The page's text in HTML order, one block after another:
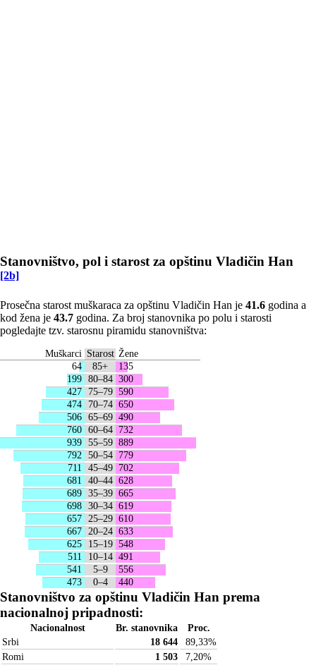
Stanovništvo, pol i starost za opštinu Vladičin Han
[2b]
Prosečna starost muškaraca za opštinu Vladičin Han je 41.6 godina a
kod žena je 43.7 godina. Za broj stanovnika po polu i starosti
pogledajte tzv. starosnu piramidu stanovništva:
Muškarci Starost Žene
64
85+
135
199 80–84 300
427
75–79 590
474
70–74 650
506 65–69 490
760 60–64
732
939 55–59 889
792
50–54
779
711
45–49
702
681
40–44 628
689 35–39 665
698 30–34 619
657
25–29 610
667
20–24 633
625
15–19 548
511
10–14 491
541
5–9
556
473
0–4 440
Stanovništvo za opštinu Vladičin Han prema
nacionalnoj pripadnosti:
Nacionalnost Br. stanovnika
Proc.
Srbi
18 644 89,33%
Romi
1 503 7,20%